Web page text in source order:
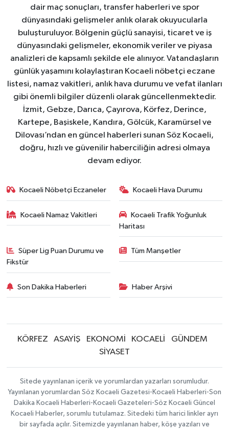
dair maç sonuçları, transfer haberleri ve spor
dünyasındaki gelişmeler anlık olarak okuyucularla
buluşturuluyor. Bölgenin güçlü sanayisi, ticaret ve iş
dünyasındaki gelişmeler, ekonomik veriler ve piyasa
analizleri de kapsamlı şekilde ele alınıyor. Vatandaşların
günlük yaşamını kolaylaştıran Kocaeli nöbetçi eczane
listesi, namaz vakitleri, anlık hava durumu ve vefat ilanları
gibi önemli bilgiler düzenli olarak güncellenmektedir.
İzmit, Gebze, Darıca, Çayırova, Körfez, Derince,
Kartepe, Başiskele, Kandıra, Gölcük, Karamürsel ve
Dilovası’ndan en güncel haberleri sunan Söz Kocaeli,
doğru, hızlı ve güvenilir haberciliğin adresi olmaya
devam ediyor.
Kocaeli Nöbetçi Eczaneler Kocaeli Hava Durumu
Kocaeli Namaz Vakitleri
Kocaeli Trafik Yoğunluk
Haritası
Süper Lig Puan Durumu ve
Fikstür
Tüm Manşetler
Son Dakika Haberleri Haber Arşivi
KÖRFEZ ASAYİŞ EKONOMİ KOCAELİ
GÜNDEM
SİYASET
Sitede yayınlanan içerik ve yorumlardan yazarları sorumludur.
Yayınlanan yorumlardan Söz Kocaeli Gazetesi-Kocaeli Haberleri-Son
Dakika Kocaeli Haberleri-Kocaeli Gazeteleri-Söz Kocaeli Güncel
Kocaeli Haberler, sorumlu tutulamaz. Sitedeki tüm harici linkler ayrı
bir sayfada açılır. Sitemizde yayınlanan haber, köşe yazıları ve